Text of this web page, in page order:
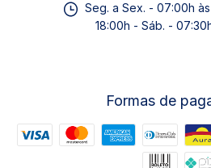
Seg. a Sex. - 07:00h às
18:00h - Sáb. -
Formas de